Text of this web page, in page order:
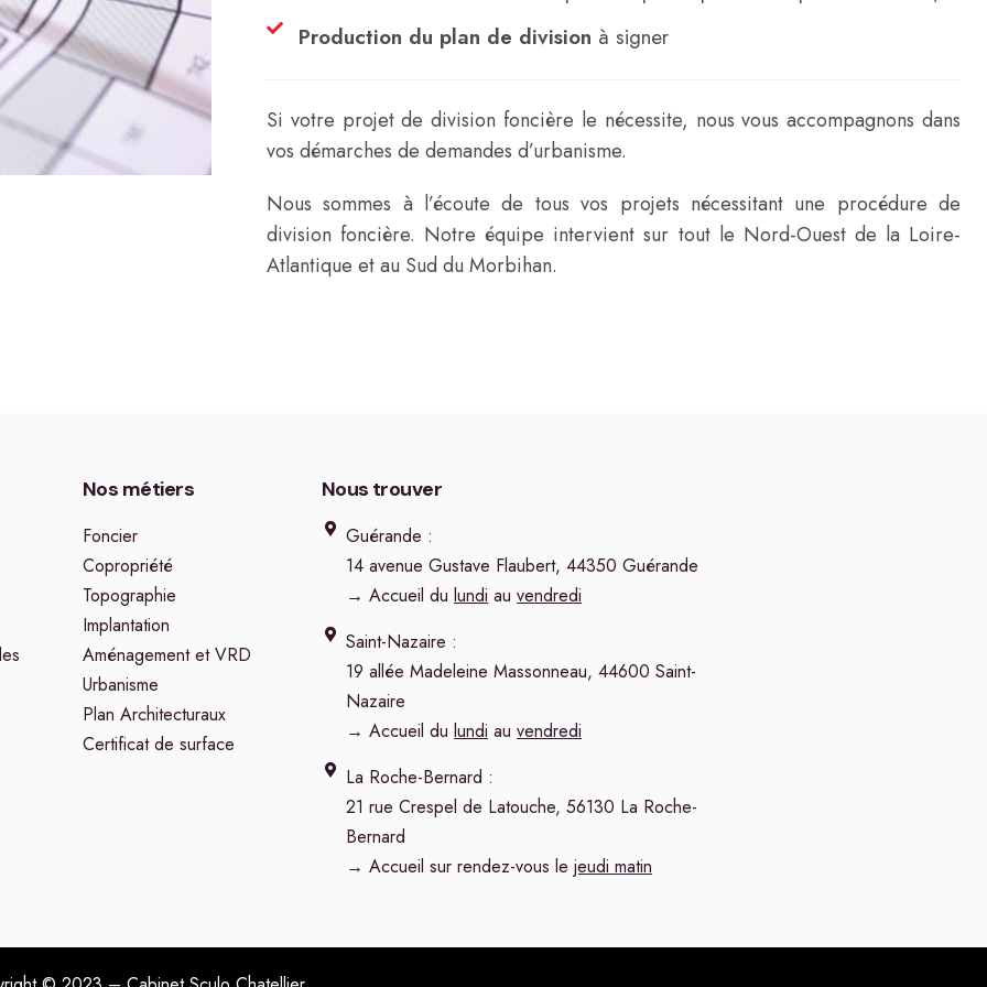
Production du plan de division à signer
Si votre projet de division foncière le nécessite, nous vous accompagnons dans
vos démarches de demandes d’urbanisme.
Nous sommes à l’écoute de tous vos projets nécessitant une procédure de
division foncière. Notre équipe intervient sur tout le Nord-Ouest de la Loire-
Atlantique et au Sud du Morbihan.
Nos métiers
Foncier
Copropriété
Topographie
Implantation
Aménagement et VRD
Urbanisme
Plan Architecturaux
Certificat de surface
Nous trouver
Guérande :
14 avenue Gustave Flaubert, 44350 Guérande
→ Accueil dulundi auvendredi
Saint-Nazaire :
19 allée Madeleine Massonneau, 44600 Saint-
Nazaire
→ Accueil dulundi auvendredi
La Roche-Bernard :
21 rue Crespel de Latouche, 56130 La Roche-
Bernard
→ Accueil sur rendez-vous lejeudi matin